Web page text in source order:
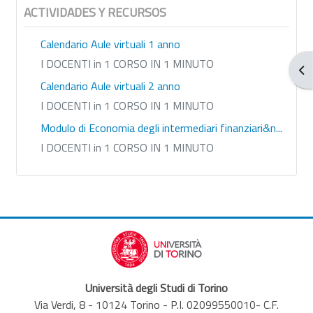
ACTIVIDADES Y RECURSOS
Calendario Aule virtuali 1 anno
I DOCENTI in 1 CORSO IN 1 MINUTO
Calendario Aule virtuali 2 anno
I DOCENTI in 1 CORSO IN 1 MINUTO
Modulo di Economia degli intermediari finanziari&n...
I DOCENTI in 1 CORSO IN 1 MINUTO
Università degli Studi di Torino
Via Verdi, 8 - 10124 Torino - P.I. 02099550010- C.F.